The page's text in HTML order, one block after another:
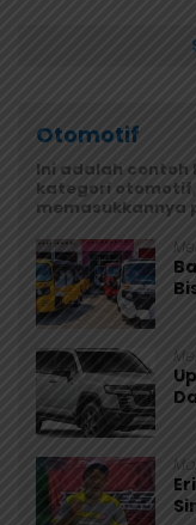
Otomotif
Ini adalah
kategori
memasukkannya